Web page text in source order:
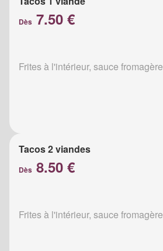
Dès 7.50 €
Frites à l'intérieur, sauce fromagère
Tacos 2 viandes
Dès 8.50 €
Frites à l'intérieur, sauce fromagère